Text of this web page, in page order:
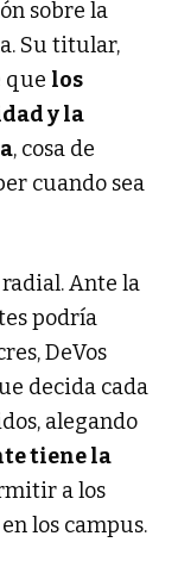
sobre la
Su titular,
que los
y la
, cosa de
cuando sea
Ante la
podría
DeVos
decida cada
alegando
tiene la
a los
los campus.